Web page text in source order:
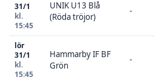
31/1
kl.
15:45
UNIK U13 Blå
(Röda tröjor)
-
lör
31/1
kl.
15:45
Hammarby IF BF
Grön
-